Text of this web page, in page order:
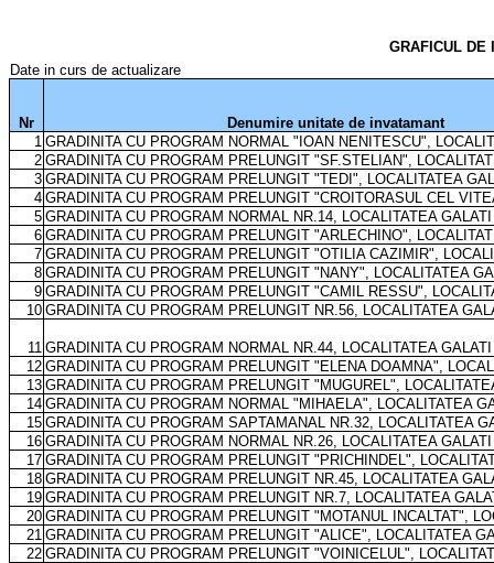
GRAFICUL DE
Date in curs de actualizare
Nr
Denumire unitate de invatamant
1 GRADINITA CU PROGRAM NORMAL "IOAN NENITESCU",
2 GRADINITA CU PROGRAM PRELUNGIT "SF.STELIAN",
3 GRADINITA CU PROGRAM PRELUNGIT "TEDI", LOCALITATEA
4 GRADINITA CU PROGRAM PRELUNGIT "CROITORASUL CEL
5 GRADINITA CU PROGRAM NORMAL NR.14, LOCALITATEA GALATI
6 GRADINITA CU PROGRAM PRELUNGIT "ARLECHINO",
7 GRADINITA CU PROGRAM PRELUNGIT "OTILIA CAZIMIR",
8 GRADINITA CU PROGRAM PRELUNGIT "NANY", LOCALITATEA
9 GRADINITA CU PROGRAM PRELUNGIT "CAMIL RESSU",
10 GRADINITA CU PROGRAM PRELUNGIT NR.56, LOCALITATEA
11 GRADINITA CU PROGRAM NORMAL NR.44, LOCALITATEA GALATI
12 GRADINITA CU PROGRAM PRELUNGIT "ELENA DOAMNA",
13 GRADINITA CU PROGRAM PRELUNGIT "MUGUREL",
14 GRADINITA CU PROGRAM NORMAL "MIHAELA", LOCALITATEA
15 GRADINITA CU PROGRAM SAPTAMANAL NR.32, LOCALITATEA
16 GRADINITA CU PROGRAM NORMAL NR.26, LOCALITATEA GALATI
17 GRADINITA CU PROGRAM PRELUNGIT "PRICHINDEL",
18 GRADINITA CU PROGRAM PRELUNGIT NR.45, LOCALITATEA
19 GRADINITA CU PROGRAM PRELUNGIT NR.7, LOCALITATEA
20 GRADINITA CU PROGRAM PRELUNGIT "MOTANUL INCALTAT",
21 GRADINITA CU PROGRAM PRELUNGIT "ALICE", LOCALITATEA
22 GRADINITA CU PROGRAM PRELUNGIT "VOINICELUL",